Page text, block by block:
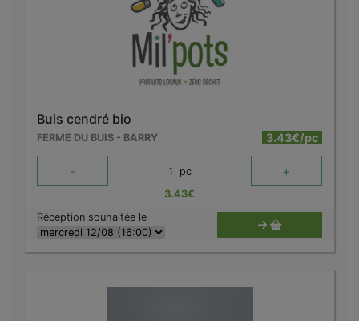
Buis cendré bio
FERME DU BUIS - BARRY 3.43€/pc
- 1 pc +
3.43€
Réception souhaitée le